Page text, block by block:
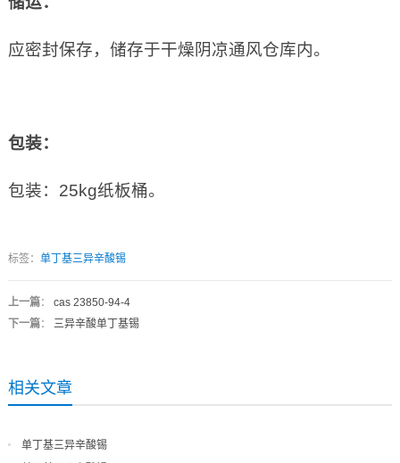
应密封保存，储存于干燥阴凉通风仓库内。
包装：
包装：25kg纸板桶。
标签： 单丁基三异辛酸锡
上一篇： cas 23850-94-4
下一篇： 三异辛酸单丁基锡
相关文章
单丁基三异辛酸锡